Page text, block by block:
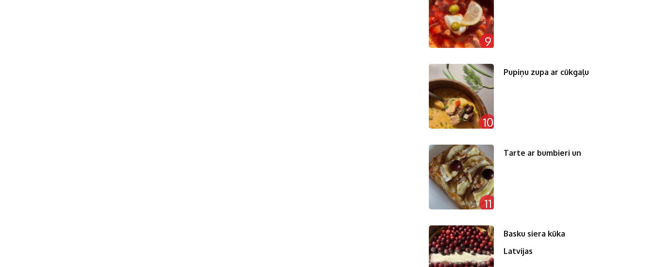
9
10
Pupiņu zupa ar cūkgaļu
11
Tarte ar bumbieri un
Basku siera kūka
Latvijas